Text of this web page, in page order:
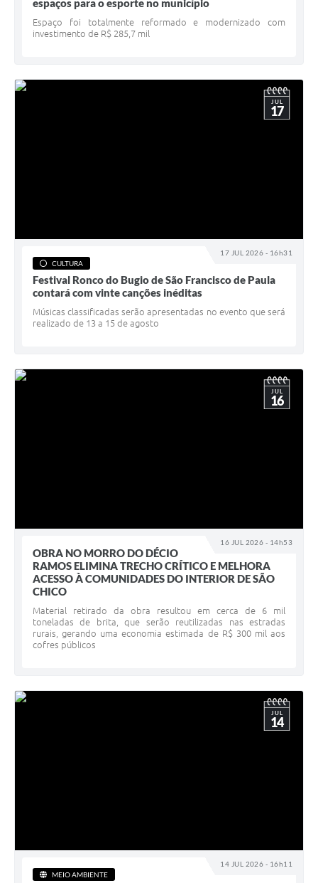
espaços para o esporte no município
Espaço foi totalmente reformado e modernizado com
investimento de R$ 285,7 mil
17 JUL 2026 - 16h31
JUL
17
CULTURA
Festival Ronco do Bugio de São Francisco de Paula
contará com vinte canções inéditas
Músicas classificadas serão apresentadas no evento que será
realizado de 13 a 15 de agosto
16 JUL 2026 - 14h53
JUL
16
OBRA NO MORRO DO DÉCIO
RAMOS ELIMINA TRECHO CRÍTICO E MELHORA
ACESSO À COMUNIDADES DO INTERIOR DE SÃO
CHICO
Material retirado da obra resultou em cerca de 6 mil
toneladas de brita, que serão reutilizadas nas estradas
rurais, gerando uma economia estimada de R$ 300 mil aos
cofres públicos
14 JUL 2026 - 16h11
JUL
14
MEIO AMBIENTE